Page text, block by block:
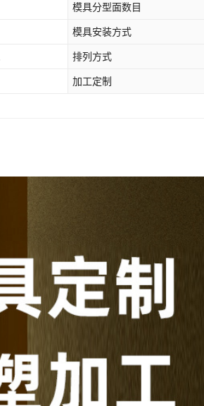
模具分型面数目
模具安装方式
排列方式
加工定制